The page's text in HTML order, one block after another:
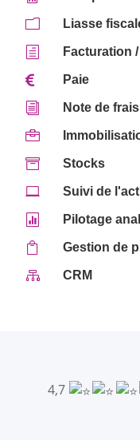
m Liasse
h Facturation
 Paie
i Note de frais

 Stocks
 Suivi de
 Pilotage
 Gestion de
 CRM
4,7